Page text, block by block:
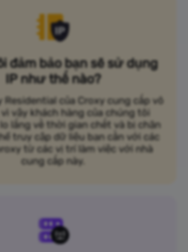
đảm bảo bạn sẽ sử dụng
IP như thế nào?
Residential của Croxy cung cấp vô
vậy khách hàng của chúng tôi
lắng về thời gian chết và bị chặn
truy cập dữ liệu bạn cần với các
từ các vị trí làm việc với nhà
cung cấp này.